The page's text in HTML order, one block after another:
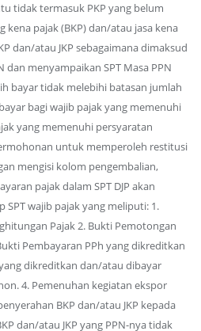
tidak termasuk PKP yang belum
kena pajak (BKP) dan/atau jasa kena
dan/atau JKP sebagaimana dimaksud
dan menyampaikan SPT Masa PPN
bayar tidak melebihi batasan jumlah
bagi wajib pajak yang memenuhi
yang memenuhi persyaratan
untuk memperoleh restitusi
mengisi kolom pengembalian,
pajak dalam SPT DJP akan
wajib pajak yang meliputi: 1.
Pajak 2. Bukti Pemotongan
Pembayaran PPh yang dikreditkan
dikreditkan dan/atau dibayar
4. Pemenuhan kegiatan ekspor
BKP dan/atau JKP kepada
dan/atau JKP yang PPN-nya tidak